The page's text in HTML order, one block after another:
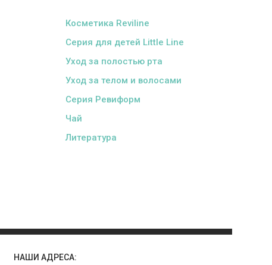
Косметика Reviline
Серия для детей Little Line
Уход за полостью рта
Уход за телом и волосами
Серия Ревиформ
Чай
Литература
НАШИ АДРЕСА: